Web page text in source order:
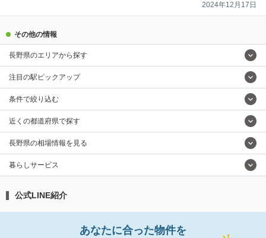
2024年12月17日
その他の情報
長野県のエリアから探す
注目の駅ピックアップ
条件で絞り込む
近くの都道府県で探す
長野県の相場情報を見る
暮らしサービス
公式LINE紹介
あなたに合った物件を